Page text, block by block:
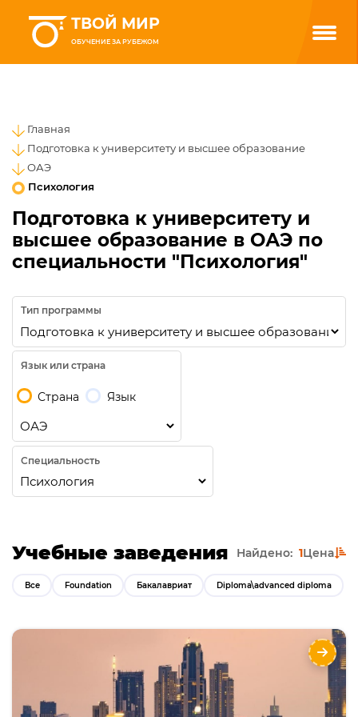
ТВОЙ МИР
ОБУЧЕНИЕ ЗА РУБЕЖОМ
Главная
Подготовка к университету и высшее образование
ОАЭ
Психология
Подготовка к университету и
высшее образование в ОАЭ по
специальности "Психология"
Тип программы
Язык или страна
Страна Язык
Специальность
Учебные заведения Найдено: 1Цена
Все Foundation Бакалавриат Diploma\advanced diploma
Подготовка к обучению и Бакалавриат в
Murdoch University Dubai
Описание
Курсы
Языки
Направления